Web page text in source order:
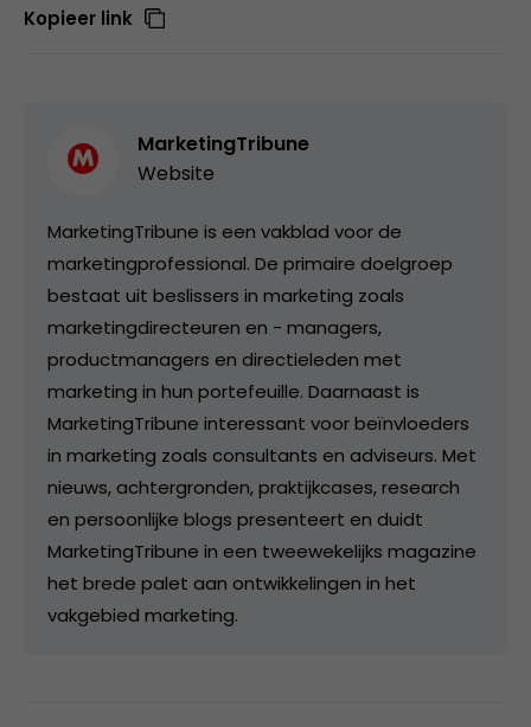
Kopieer link
MarketingTribune
Website
MarketingTribune is een vakblad voor de
marketingprofessional. De primaire doelgroep
bestaat uit beslissers in marketing zoals
marketingdirecteuren en - managers,
productmanagers en directieleden met
marketing in hun portefeuille. Daarnaast is
MarketingTribune interessant voor beïnvloeders
in marketing zoals consultants en adviseurs. Met
nieuws, achtergronden, praktijkcases, research
en persoonlijke blogs presenteert en duidt
MarketingTribune in een tweewekelijks magazine
het brede palet aan ontwikkelingen in het
vakgebied marketing.